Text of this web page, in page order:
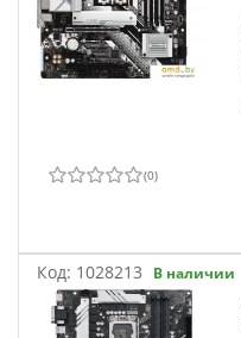
(0)
Код: 1028213 В наличии